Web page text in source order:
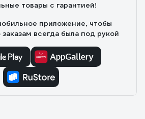
товары с гарантией!
приложение, чтобы
всегда была под рукой